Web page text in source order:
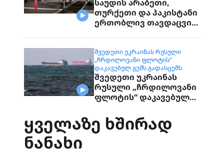
საუდის არაბეთი,
თურქეთი და პაკისტანი
ერთობლივ თავდაცვით
ᲨᲕᲔᲓᲔᲗᲘ ᲣᲙᲠᲐᲘᲜᲐᲡ ᲠᲣᲡᲣᲚᲘ
„ᲩᲠᲓᲘᲚᲝᲕᲐᲜᲘ ᲤᲚᲝᲢᲘᲡ“
ᲓᲐᲙᲐᲕᲔᲑᲣᲚ ᲒᲔᲛᲡ ᲒᲐᲓᲐᲡᲪᲔᲛᲡ
შვედეთი უკრაინას
რუსული „ჩრდილოვანი
ფლოტის“ დაკავებულ
ᲧᲕᲔᲚᲐᲖᲔ ᲮᲨᲘᲠᲐᲓ
ᲜᲐᲜᲐᲮᲘ